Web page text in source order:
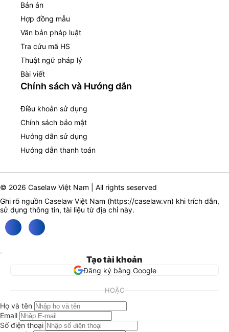
Bản án
Hợp đồng mẫu
Văn bản pháp luật
Tra cứu mã HS
Thuật ngữ pháp lý
Bài viết
Chính sách và Hướng dẫn
Điều khoản sử dụng
Chính sách bảo mật
Hướng dẫn sử dụng
Hướng dẫn thanh toán
© 2026 Caselaw Việt Nam | All rights seserved
Ghi rõ nguồn Caselaw Việt Nam (https://caselaw.vn) khi trích dẫn,
sử dụng thông tin, tài liệu từ địa chỉ này.
Tạo tài khoản
Đăng ký bằng Google
HOẶC
Họ và tên
Email
Số điện thoại